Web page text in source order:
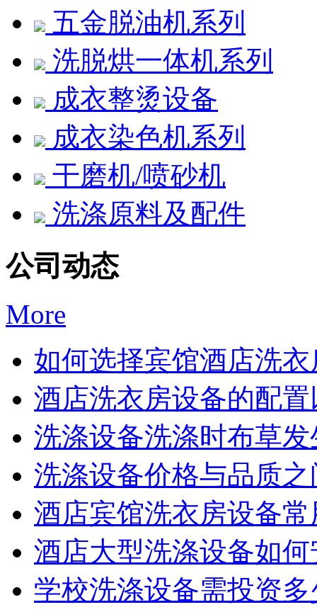
五金脱油机系列
洗脱烘一体机系列
成衣整烫设备
成衣染色机系列
干磨机/喷砂机
洗涤原料及配件
公司动态
More
如何选择宾馆酒店洗衣
酒店洗衣房设备的配置
洗涤设备洗涤时布草发
洗涤设备价格与品质之
酒店宾馆洗衣房设备常
酒店大型洗涤设备如何
学校洗涤设备需投资多